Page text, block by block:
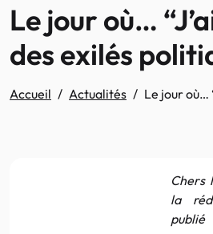
Le jour où…
des exilés
Accueil Actualités Le jour où…
Chers
la
publié